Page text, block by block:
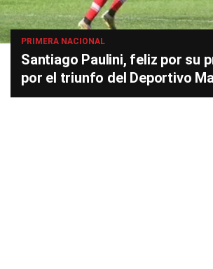
PRIMERA NACIONAL
Santiago Paulini, feliz por su
por el triunfo del Deportivo